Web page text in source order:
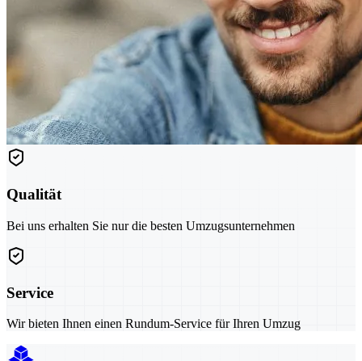
Qualität
Bei uns erhalten Sie nur die besten Umzugsunternehmen
Service
Wir bieten Ihnen einen Rundum-Service für Ihren Umzug